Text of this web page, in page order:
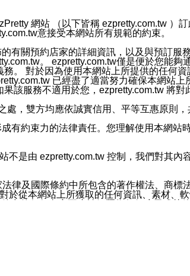
參考。您能依照該資料或電子郵件所指示
以下三個條件者，將可收到通知型訊息。
網站 （以下皆稱 ezpretty.com.tw ）
意接受本網站所有規範的約束。
有關預約店家的詳細資訊，以及與預訂服
。 ezpretty.com.tw僅是便於您能夠
。 對於因為使用本網站上所提供的任何
已經盡了適當努力確保本網站
該服務不適用於您，ezpretty.com.tw 將對
，雙方均應依誠實信用、平等互惠原則，
有約束力的法律責任。您理解使用本網站
是由 ezpretty.com.tw 控制，我們對其內
及國際條約中所包含的著作權法、商標
於從本網站上所獲取的任何資訊、素材、